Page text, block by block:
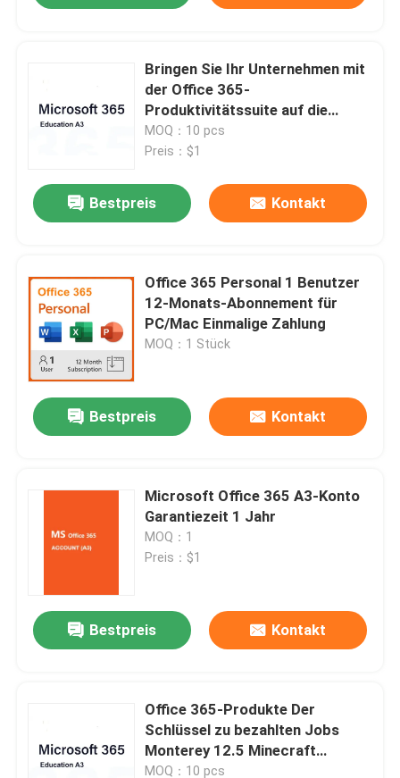
Produkte
Videos
Über uns
Kontakt mit uns
Neuigkeiten
Bitte um ein Angebot
Office 2024 Schlüssel kaufen
Berufsplus des Büros 2021
Bringen Sie Ihr Unternehmen mit
der Office 365-
Produktivitätssuite auf die
nächste Stufe
MOQ：10 pcs
Preis：$1
Bestpreis Kontakt
Office 365 Personal 1 Benutzer
12-Monats-Abonnement für
PC/Mac Einmalige Zahlung
MOQ：1 Stück
Bestpreis Kontakt
Microsoft Office 365 A3-Konto
Garantiezeit 1 Jahr
MOQ：1
Preis：$1
Bestpreis Kontakt
Office 365-Produkte Der
Schlüssel zu bezahlten Jobs
Monterey 12.5 Minecraft
Education Edition
MOQ：10 pcs